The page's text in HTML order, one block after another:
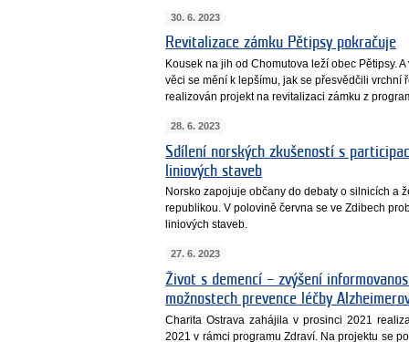
30. 6. 2023
Revitalizace zámku Pětipsy pokračuje
Kousek na jih od Chomutova leží obec Pětipsy.
věci se mění k lepšímu, jak se přesvědčili vrchní
realizován projekt na revitalizaci zámku z
28. 6. 2023
Sdílení norských zkušeností s
liniových staveb
Norsko zapojuje občany do debaty o silnicích a
republikou. V polovině června se ve Zdibech
liniových staveb.
27. 6. 2023
Život s demencí – zvýšení
možnostech prevence léčby
Charita Ostrava zahájila v prosinci 2021
2021 v rámci programu Zdraví. Na projektu se